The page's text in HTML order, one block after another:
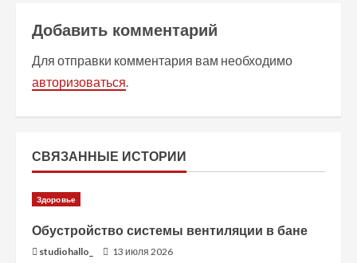
л
ж
и
т
ь
ч
т
Добавить комментарий
Для отправки комментария вам необходимо
авторизоваться.
СВЯЗАННЫЕ ИСТОРИИ
Здоровье
Обустройство системы вентиляции в бане
studiohallo_ 13 июля 2026